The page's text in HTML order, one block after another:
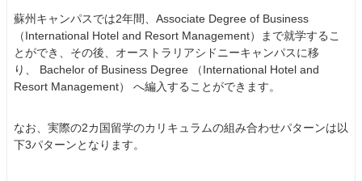
蘇州キャンパスでは2年間、Associate Degree of Business
（International Hotel and Resort Management）まで就学するこ
とができ、その後、オーストラリアシドニーキャンパスに移
り、 Bachelor of Business Degree （International Hotel and
Resort Management） へ編入することができます。
なお、実際の2カ国留学のカリキュラムの組み合わせパターンは以
下3パターンとなります。